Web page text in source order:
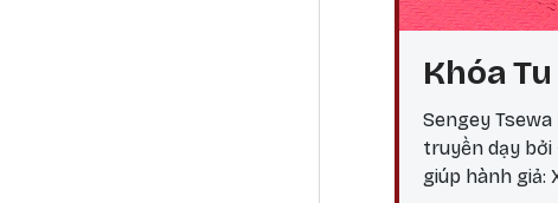
Khóa
Sengey
truyền dạy
giúp hành giả: